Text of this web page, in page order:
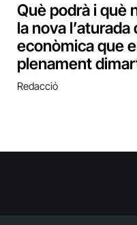
Què podrà i què
la nova l’aturada
econòmica que
plenament
Redacció